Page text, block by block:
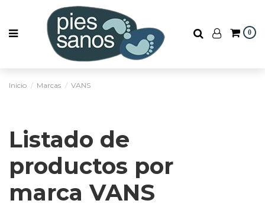
0
Inicio Marcas VANS
Listado de
productos por
marca VANS